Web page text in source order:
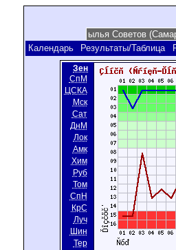
Календарь Результаты/Таблица
Зен
СпМ
ЦСКА
Мск
Сат
ДнМ
Лок
Амк
Хим
Руб
Том
СпН
КрС
Луч
Шин
Тер